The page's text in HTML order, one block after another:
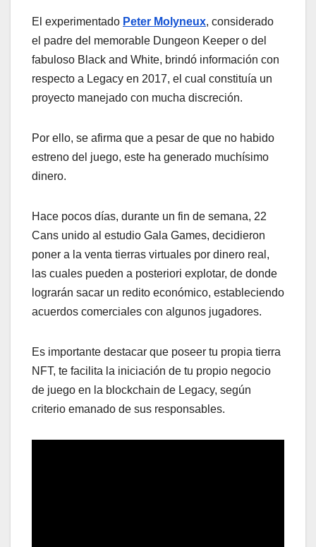
El experimentado Peter Molyneux, considerado
el padre del memorable Dungeon Keeper o del
fabuloso Black and White, brindó información con
respecto a Legacy en 2017, el cual constituía un
proyecto manejado con mucha discreción.
Por ello, se afirma que a pesar de que no habido
estreno del juego, este ha generado muchísimo
dinero.
Hace pocos días, durante un fin de semana, 22
Cans unido al estudio Gala Games, decidieron
poner a la venta tierras virtuales por dinero real,
las cuales pueden a posteriori explotar, de donde
lograrán sacar un redito económico, estableciendo
acuerdos comerciales con algunos jugadores.
Es importante destacar que poseer tu propia tierra
NFT, te facilita la iniciación de tu propio negocio
de juego en la blockchain de Legacy, según
criterio emanado de sus responsables.